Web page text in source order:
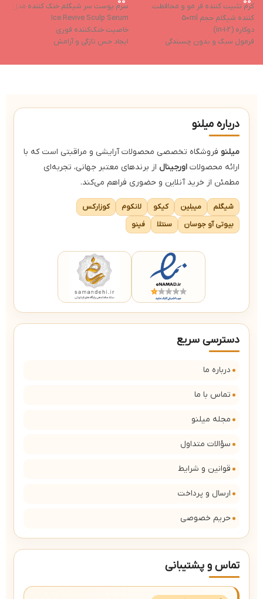
کرم تثبیت کننده فر مو و محافظت
کننده شیگلم حجم 50ml
دوکاره (2-in-1)
فرمول سبک و بدون چسبندگی
سرم پوست سر شیگلم خنک کننده مدل
Ice Revive Sculp Serum
خاصیت خنک‌کننده فوری
ایجاد حس تازگی و آرامش
تقویت ریشه موها
درباره میلنو
میلنو فروشگاه تخصصی محصولات آرایشی و مراقبتی است که با
ارائه محصولات اورجینال از برندهای معتبر جهانی، تجربه‌ای
مطمئن از خرید آنلاین و حضوری فراهم می‌کند.
شیگلم میبلین کیکو لانکوم
کوزارکس
بیوتی آو جوسان
سنتلا فینو
دسترسی سریع
درباره ما
تماس با ما
مجله میلنو
سؤالات متداول
قوانین و شرایط
ارسال و پرداخت
حریم خصوصی
تماس و پشتیبانی